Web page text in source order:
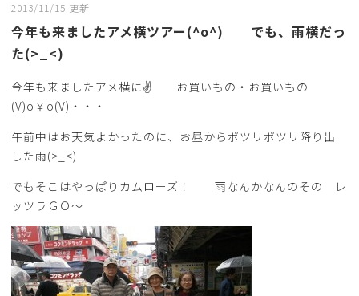
2013/11/15 更新
今年も来ましたアメ横ツアー(^o^) でも、雨横だっ
た(>_<)
今年も来ましたアメ横に✌ お買いもの・お買いもの
(V)o￥o(V)・・・
午前中はお天気よかったのに、お昼からポツリポツリ降り出
した雨(>_<)
でもそこはやっぱりカムローズ！ 雨なんかなんのその レ
ッツラＧＯ～